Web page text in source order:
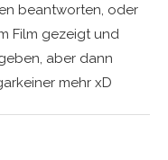
beantworten, oder
Film gezeigt und
aber dann
mehr xD